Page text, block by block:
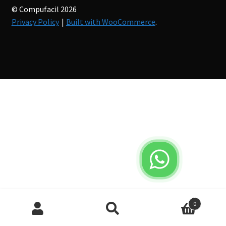
© Compufacil 2026
Privacy Policy
Built with WooCommerce.
Búsqueda
productos
0